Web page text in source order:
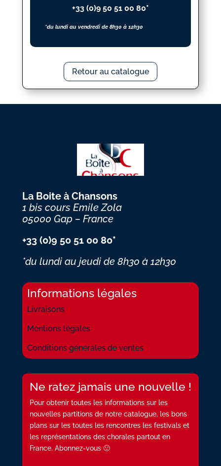
+33 (0)9 50 51 00 80*
*du lundi au vendredi de 8h30 à 12h30
Retour au catalogue
La Boite à Chansons
1 bis cours Emile Zola
05000 Gap – France
+33 (0)9 50 51 00 80*
*du lundi au jeudi de 8h30 à 12h30
Informations légales
Livraisons
Mentions légales
Conditions générales de ventes
Ne ratez jamais une nouvelle !
Pour obtenir toutes les informations sur les
nouvelles partitions de notre catalogue, les bons
plans sur les toutes les rencontres les festivals et
les représentations des chorales partout en
France. Abonnez-vous 🙂